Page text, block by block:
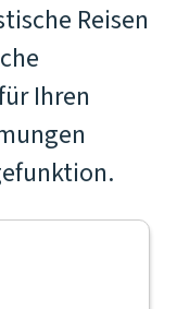
Reisen
Ihren